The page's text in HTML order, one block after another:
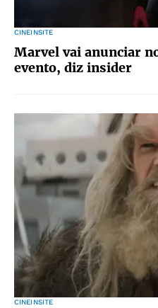
CINEINSITE
Marvel vai anunciar
evento, diz insider
CINEINSITE